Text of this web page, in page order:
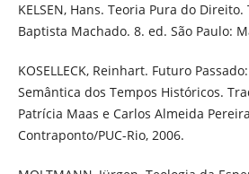
KELSEN, Hans. Teoria Pura do
Baptista Machado. 8. ed. São Paulo:
KOSELLECK, Reinhart. Futuro
Semântica dos Tempos Históricos.
Patrícia Maas e Carlos Almeida
Contraponto/PUC-Rio, 2006.